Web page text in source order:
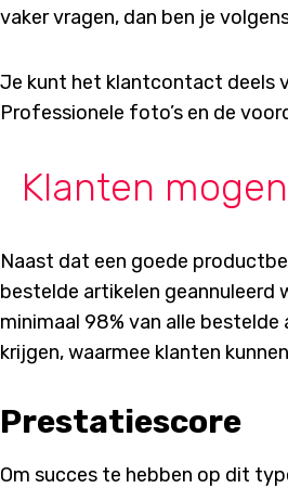
vaker vragen, dan ben je
Je kunt het klantcontact deels
Professionele foto’s en de
Klanten
Naast dat een goede
bestelde artikelen geannuleerd
minimaal 98% van alle
krijgen, waarmee klanten
Prestatiescore
Om succes te hebben op dit